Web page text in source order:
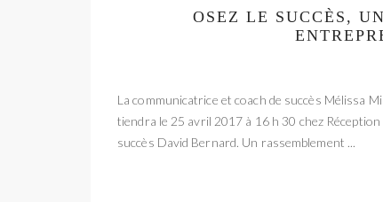
OSEZ LE SUCCÈS,
La communicatrice et coach de succès Mélissa
tiendra le 25 avril 2017 à 16 h 30 chez
succès David Bernard. Un rassemblement ...